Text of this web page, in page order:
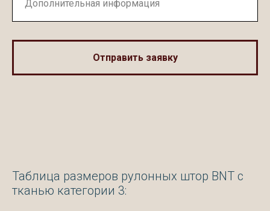
Отправить заявку
Таблица размеров рулонных штор BNT с
тканью категории 3: